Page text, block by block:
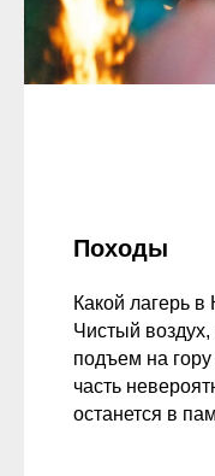
Походы
Какой лагерь в
Чистый
подъем на
часть
останется в